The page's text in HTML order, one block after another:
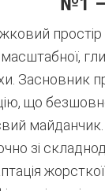
простір
Засновник
що
зі